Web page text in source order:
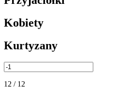
Kobiety
Kurtyzany
12 / 12